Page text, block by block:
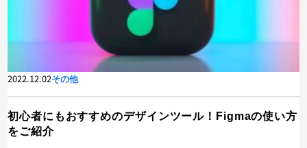
2022.12.02その他
初心者にもおすすめのデザインツール！Figmaの使い方
をご紹介